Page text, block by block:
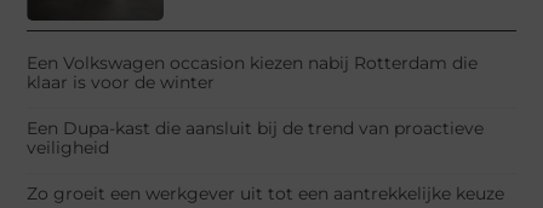
Een Volkswagen occasion kiezen nabij Rotterdam die
klaar is voor de winter
Een Dupa-kast die aansluit bij de trend van proactieve
veiligheid
Zo groeit een werkgever uit tot een aantrekkelijke keuze